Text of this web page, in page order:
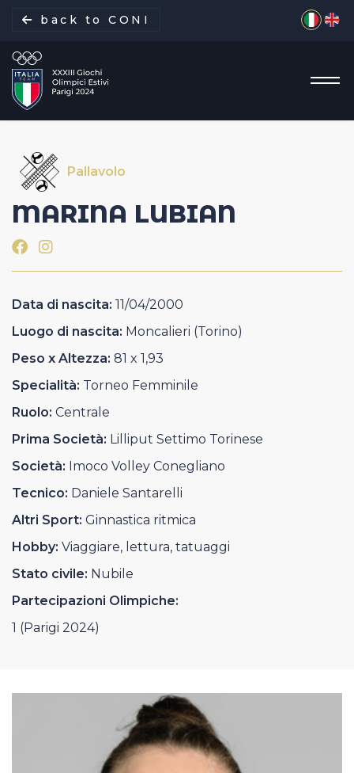
back to CONI
La missione
Italia Team
Discipline
Gare
Casa Italia
News
Media
Pallavolo
MARINA LUBIAN
Data di nascita: 11/04/2000
Luogo di nascita: Moncalieri (Torino)
Peso x Altezza: 81 x 1,93
Specialità: Torneo Femminile
Ruolo: Centrale
Prima Società: Lilliput Settimo Torinese
Società: Imoco Volley Conegliano
Tecnico: Daniele Santarelli
Altri Sport: Ginnastica ritmica
Hobby: Viaggiare, lettura, tatuaggi
Stato civile: Nubile
Partecipazioni Olimpiche:
1 (Parigi 2024)